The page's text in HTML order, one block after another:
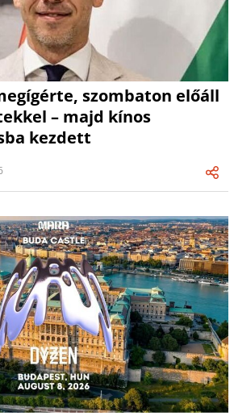
szombaton előáll
– majd kínos
kezdett